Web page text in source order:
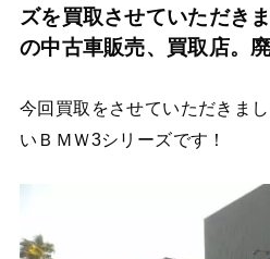
ズを買取させていただき
の中古車販売、買取店。
今回買取をさせていただきま
いＢＭＷ3シリーズです！